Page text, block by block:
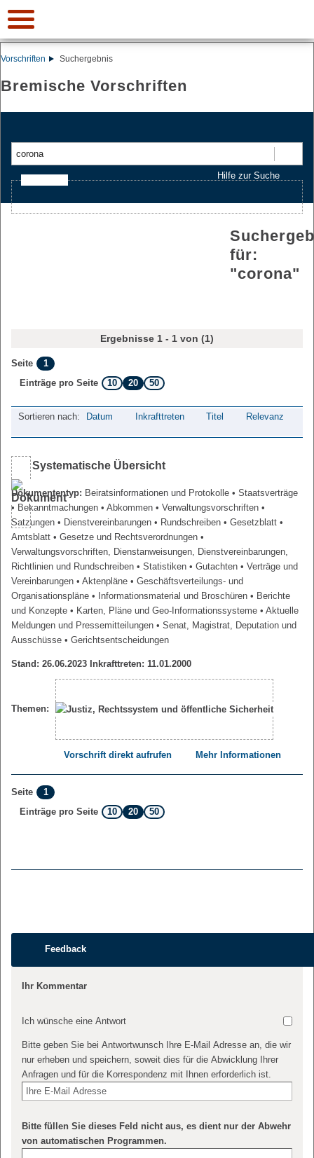
Vorschriften Suchergebnis
Bremische Vorschriften
Hilfe zur Suche
für:
"corona"
Ergebnisse 1 - 1 von (1)
Seite
1
Einträge pro Seite
10 20 50
Sortieren nach: Datum Inkrafttreten Titel Relevanz
Systematische Übersicht
Dokumententyp: Beiratsinformationen und Protokolle • Staatsverträge
• Bekanntmachungen • Abkommen • Verwaltungsvorschriften •
Satzungen • Dienstvereinbarungen • Rundschreiben • Gesetzblatt •
Amtsblatt • Gesetze und Rechtsverordnungen •
Verwaltungsvorschriften, Dienstanweisungen, Dienstvereinbarungen,
Richtlinien und Rundschreiben • Statistiken • Gutachten • Verträge und
Vereinbarungen • Aktenpläne • Geschäftsverteilungs- und
Organisationspläne • Informationsmaterial und Broschüren • Berichte
und Konzepte • Karten, Pläne und Geo-Informationssysteme • Aktuelle
Meldungen und Pressemitteilungen • Senat, Magistrat, Deputation und
Ausschüsse • Gerichtsentscheidungen
Stand: 26.06.2023 Inkrafttreten: 11.01.2000
Themen:
Vorschrift direkt aufrufen Mehr Informationen
Seite
1
Einträge pro Seite
10 20 50
Feedback
Ihr Kommentar
Ich wünsche eine Antwort
Bitte geben Sie bei Antwortwunsch Ihre E-Mail Adresse an, die wir
nur erheben und speichern, soweit dies für die Abwicklung Ihrer
Anfragen und für die Korrespondenz mit Ihnen erforderlich ist.
Bitte füllen Sie dieses Feld nicht aus, es dient nur der Abwehr
von automatischen Programmen.